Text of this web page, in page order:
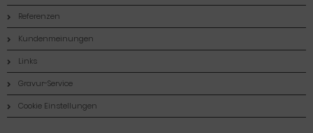
Referenzen
Kundenmeinungen
Links
Gravur-Service
Cookie Einstellungen